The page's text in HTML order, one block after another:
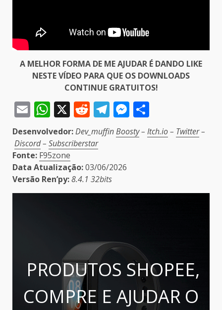
A MELHOR FORMA DE ME AJUDAR É DANDO LIKE
NESTE VÍDEO PARA QUE OS DOWNLOADS
CONTINUE GRATUITOS!
EmailWhatsApp
X Reddit
Telegram
Messenger
Desenvolvedor:Dev_muffinBoosty– Itch.io– Twitter–
Discord– Subscriberstar
Fonte: F95zone
Data Atualização:03/06/2026
Versão Ren’py:8.4.1 32bits
PRODUTOS SHOPEE,
COMPRE E AJUDAR O